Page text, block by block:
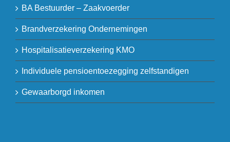
BA Bestuurder – Zaakvoerder
Brandverzekering Ondernemingen
Hospitalisatieverzekering KMO
Individuele pensioentoezegging zelfstandigen
Gewaarborgd inkomen